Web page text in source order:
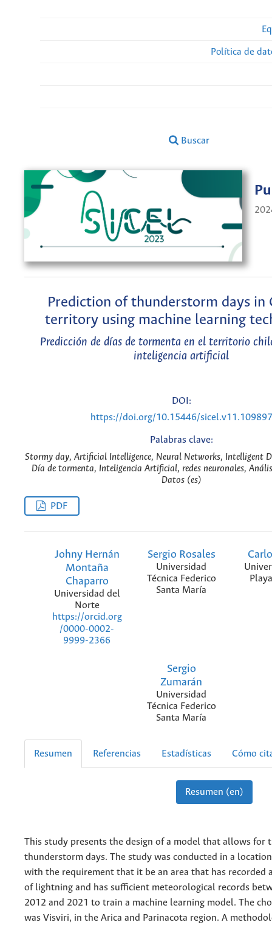
Política de
Buscar
Prediction of thunderstorm days in
territory using machine learning
Predicción de días de tormenta en el territorio
inteligencia artificial
DOI:
https://doi.org/10.15446/sicel.v11.109897
Palabras clave:
Stormy day, Artificial Intelligence, Neural Networks, Intelligent
Día de tormenta, Inteligencia Artificial, redes neuronales,
Datos (es)
PDF
Johny Hernán
Montaña
Chaparro
Universidad del
Norte
https://orcid.org
/0000-0002-
9999-2366
Sergio Rosales
Universidad
Técnica Federico
Santa María
Sergio
Zumarán
Universidad
Técnica Federico
Santa María
Resumen Referencias Estadísticas Cómo
Resumen (en)
This study presents the design of a model that allows for
thunderstorm days. The study was conducted in a
with the requirement that it be an area that has recorded
of lightning and has sufficient meteorological records
2012 and 2021 to train a machine learning model. The
was Visviri, in the Arica and Parinacota region. A